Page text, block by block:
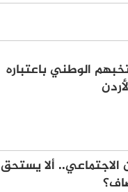
الوطني باعتباره
ألا يستحق